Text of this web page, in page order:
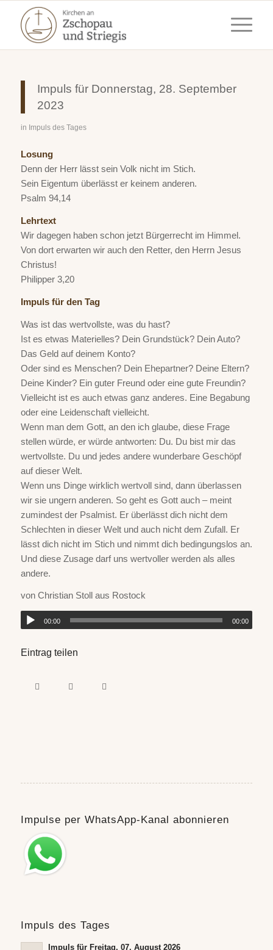
Impuls für Donnerstag, 28. September
2023
in Impuls des Tages
Losung
Denn der Herr lässt sein Volk nicht im Stich.
Sein Eigentum überlässt er keinem anderen.
Psalm 94,14
Lehrtext
Wir dagegen haben schon jetzt Bürgerrecht im Himmel.
Von dort erwarten wir auch den Retter, den Herrn Jesus
Christus!
Philipper 3,20
Impuls für den Tag
Was ist das wertvollste, was du hast?
Ist es etwas Materielles? Dein Grundstück? Dein Auto?
Das Geld auf deinem Konto?
Oder sind es Menschen? Dein Ehepartner? Deine Eltern?
Deine Kinder? Ein guter Freund oder eine gute Freundin?
Vielleicht ist es auch etwas ganz anderes. Eine Begabung
oder eine Leidenschaft vielleicht.
Wenn man dem Gott, an den ich glaube, diese Frage
stellen würde, er würde antworten: Du. Du bist mir das
wertvollste. Du und jedes andere wunderbare Geschöpf
auf dieser Welt.
Wenn uns Dinge wirklich wertvoll sind, dann überlassen
wir sie ungern anderen. So geht es Gott auch – meint
zumindest der Psalmist. Er überlässt dich nicht dem
Schlechten in dieser Welt und auch nicht dem Zufall. Er
lässt dich nicht im Stich und nimmt dich bedingungslos an.
Und diese Zusage darf uns wertvoller werden als alles
andere.
von Christian Stoll aus Rostock
00:00 00:00
Eintrag teilen
Impulse per WhatsApp-Kanal abonnieren
Impuls des Tages
Impuls für Freitag, 07. August 2026